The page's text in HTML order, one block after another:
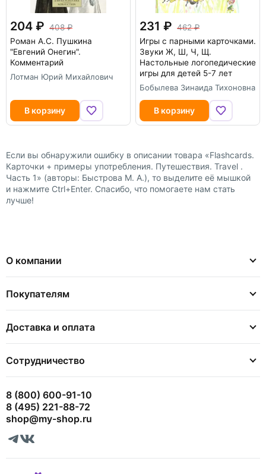
204
408
Роман А.С. Пушкина
"Евгений Онегин".
Комментарий
Лотман Юрий Михайлович
В корзину
231
462
Игры с парными карточками.
Звуки Ж, Ш, Ч, Щ.
Настольные логопедические
игры для детей 5-7 лет
Бобылева Зинаида Тихоновна
В корзину
Если вы обнаружили ошибку в описании товара «Flashcards.
Карточки + примеры употребления. Путешествия. Travel .
Часть 1» (авторы: Быстрова М. А.), то выделите её мышкой
и нажмите Ctrl+Enter. Спасибо, что помогаете нам стать
лучше!
О компании
Покупателям
Доставка и оплата
Сотрудничество
8 (800) 600-91-10
8 (495) 221-88-72
shop@my-shop.ru